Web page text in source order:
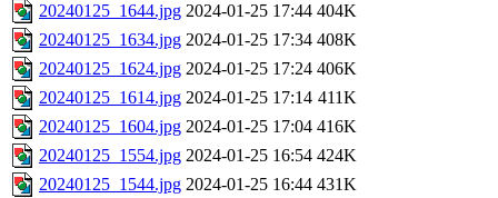
20240125_1644.jpg 2024-01-25 17:44 404K
20240125_1634.jpg 2024-01-25 17:34 408K
20240125_1624.jpg 2024-01-25 17:24 406K
20240125_1614.jpg 2024-01-25 17:14 411K
20240125_1604.jpg 2024-01-25 17:04 416K
20240125_1554.jpg 2024-01-25 16:54 424K
20240125_1544.jpg 2024-01-25 16:44 431K